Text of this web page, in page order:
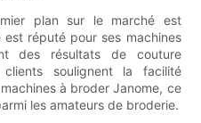
plan sur le marché est
réputé pour ses machines
des résultats de couture
soulignent la facilité
à broder Janome, ce
les amateurs de broderie.